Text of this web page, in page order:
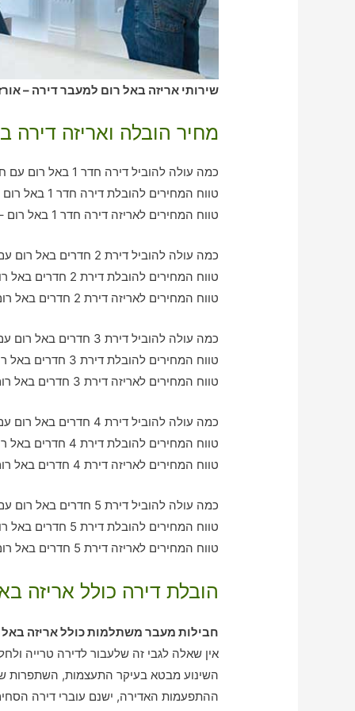
שירותי אריזה באל רום למעבר דירה –
מחיר הובלה ואריזה דירה
כמה עולה להוביל דירה חדר 1 באל רום עם חברת הובלה כולל אריזה?
טווח המחירים להובלת דירה חדר 1 באל רום – בין 370-750 ש"ח
טווח המחירים לאריזה דירה חדר 1 באל רום – בין 370-560 ש"ח
כמה עולה להוביל דירת 2 חדרים באל רום עם חברת הובלה כולל אריזה?
טווח המחירים להובלת דירת 2 חדרים באל רום – בין 760-1240 ש"ח
טווח המחירים לאריזה דירת 2 חדרים באל רום – בין 630-890 ש"ח
כמה עולה להוביל דירת 3 חדרים באל רום עם חברת הובלה כולל אריזה?
טווח המחירים להובלת דירת 3 חדרים באל רום – בין 960-1960 ש"ח
טווח המחירים לאריזה דירת 3 חדרים באל רום – בין 1020-1720 ש"ח
כמה עולה להוביל דירת 4 חדרים באל רום עם חברת הובלה כולל אריזה?
טווח המחירים להובלת דירת 4 חדרים באל רום – בין 2000-2940 ש"ח
טווח המחירים לאריזה דירת 4 חדרים באל רום – בין 1920-2040 ש"ח
כמה עולה להוביל דירת 5 חדרים באל רום עם חברת הובלה כולל אריזה?
טווח המחירים להובלת דירת 5 חדרים באל רום – בין 3080-4060 ש"ח
טווח המחירים לאריזה דירת 5 חדרים באל רום – בין 2070-3140 ש"ח
הובלת דירה כולל אריזה
חבילות מעבר משתלמות כולל אריזה באל
אין שאלה לגבי זה שלעבור לדירה טרייה
השינוע מבטא בעיקר התעצמות, השתפרות
ההתפעמות האדירה, ישנם עוברי דירה